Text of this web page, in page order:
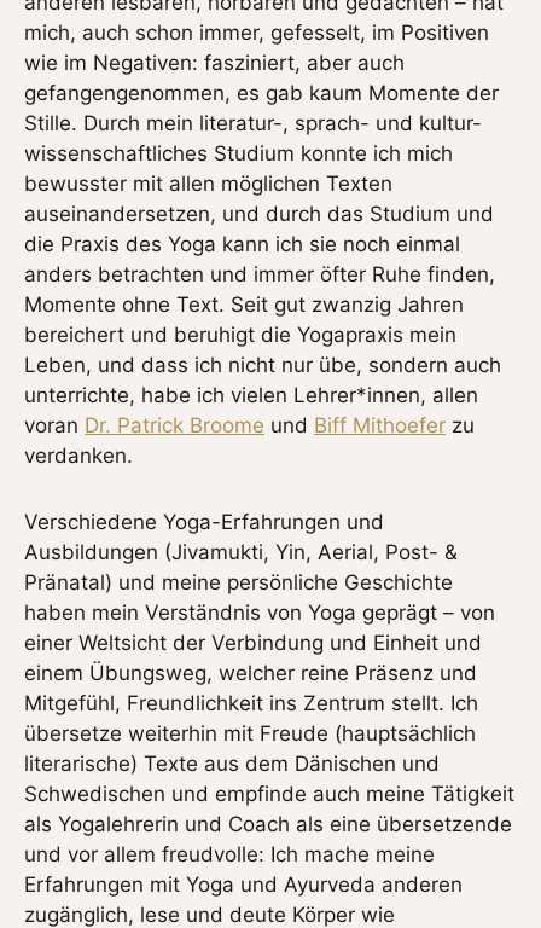
mich, auch schon immer, gefesselt, im Positiven
wie im Negativen: fasziniert, aber auch
gefangengenommen, es gab kaum Momente der
Stille. Durch mein literatur-, sprach- und kultur-
wissenschaftliches Studium konnte ich mich
bewusster mit allen möglichen Texten
auseinandersetzen, und durch das Studium und
die Praxis des Yoga kann ich sie noch einmal
anders betrachten und immer öfter Ruhe finden,
Momente ohne Text. Seit gut zwanzig Jahren
bereichert und beruhigt die Yogapraxis mein
Leben, und dass ich nicht nur übe, sondern auch
unterrichte, habe ich vielen Lehrer*innen, allen
voran Dr. Patrick Broome und Biff Mithoefer zu
verdanken.
Verschiedene Yoga-Erfahrungen und
Ausbildungen (Jivamukti, Yin, Aerial, Post- &
Pränatal) und meine persönliche Geschichte
haben mein Verständnis von Yoga geprägt – von
einer Weltsicht der Verbindung und Einheit und
einem Übungsweg, welcher reine Präsenz und
Mitgefühl, Freundlichkeit ins Zentrum stellt. Ich
übersetze weiterhin mit Freude (hauptsächlich
literarische) Texte aus dem Dänischen und
Schwedischen und empfinde auch meine Tätigkeit
als Yogalehrerin und Coach als eine übersetzende
und vor allem freudvolle: Ich mache meine
Erfahrungen mit Yoga und Ayurveda anderen
zugänglich, lese und deute Körper wie